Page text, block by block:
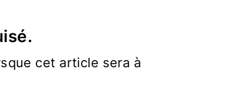
cet article sera à